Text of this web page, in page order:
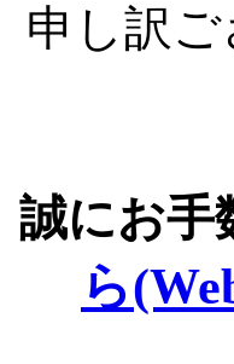
申し訳
誠にお手
ら